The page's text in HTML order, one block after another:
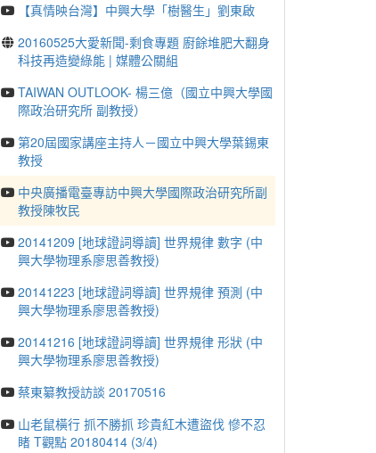
【真情映台灣】中興大學「樹醫生」劉東啟
20160525大愛新聞-剩食專題 廚餘堆肥大翻身
科技再造變綠能 | 媒體公關組
TAIWAN OUTLOOK- 楊三億（國立中興大學國
際政治研究所 副教授）
第20屆國家講座主持人－國立中興大學葉錫東
教授
中央廣播電臺專訪中興大學國際政治研究所副
教授陳牧民
20141209 [地球證詞導讀] 世界規律 數字 (中
興大學物理系廖思善教授)
20141223 [地球證詞導讀] 世界規律 預測 (中
興大學物理系廖思善教授)
20141216 [地球證詞導讀] 世界規律 形狀 (中
興大學物理系廖思善教授)
蔡東纂教授訪談 20170516
山老鼠橫行 抓不勝抓 珍貴紅木遭盜伐 慘不忍
睹 T觀點 20180414 (3/4)